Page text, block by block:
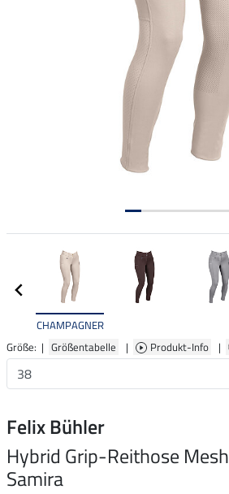
CHAMPAGNER
Größe: | Größentabelle | Produkt-Info |
Felix Bühler
Hybrid Grip-Reithose Mesh
Samira